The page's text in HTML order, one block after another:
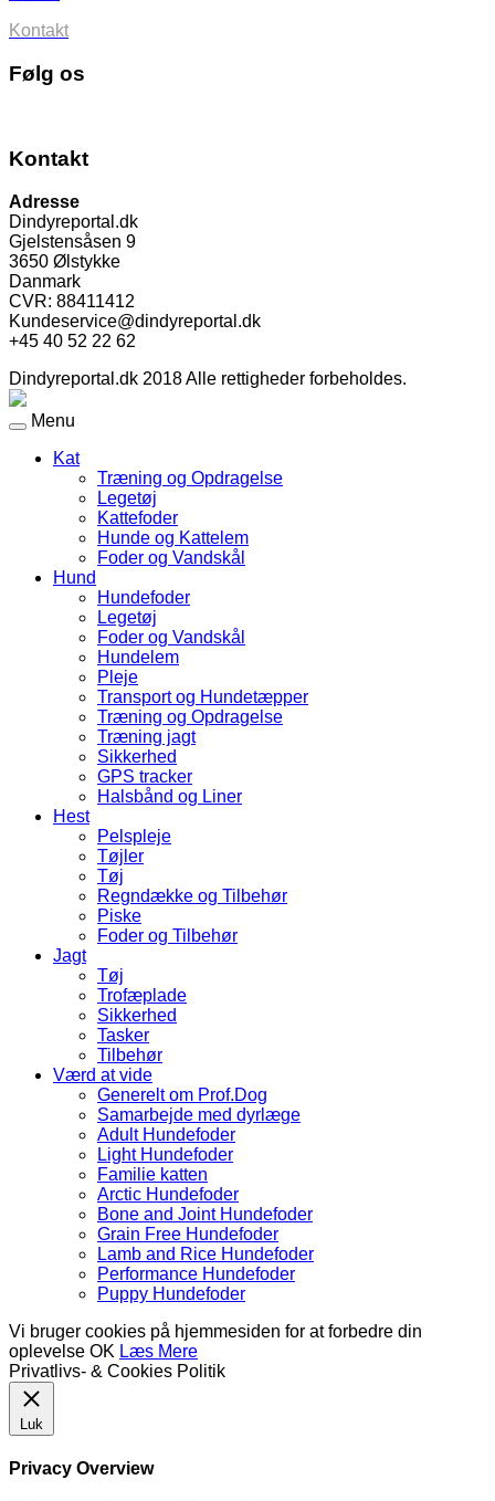
Kontakt
Følg os
Kontakt
Adresse
Dindyreportal.dk
Gjelstensåsen 9
3650 Ølstykke
Danmark
CVR: 88411412
Kundeservice@dindyreportal.dk
+45 40 52 22 62
Dindyreportal.dk 2018 Alle rettigheder forbeholdes.
Menu
Kat
Træning og Opdragelse
Legetøj
Kattefoder
Hunde og Kattelem
Foder og Vandskål
Hund
Hundefoder
Legetøj
Foder og Vandskål
Hundelem
Pleje
Transport og Hundetæpper
Træning og Opdragelse
Træning jagt
Sikkerhed
GPS tracker
Halsbånd og Liner
Hest
Pelspleje
Tøjler
Tøj
Regndække og Tilbehør
Piske
Foder og Tilbehør
Jagt
Tøj
Trofæplade
Sikkerhed
Tasker
Tilbehør
Værd at vide
Generelt om Prof.Dog
Samarbejde med dyrlæge
Adult Hundefoder
Light Hundefoder
Familie katten
Arctic Hundefoder
Bone and Joint Hundefoder
Grain Free Hundefoder
Lamb and Rice Hundefoder
Performance Hundefoder
Puppy Hundefoder
Vi bruger cookies på hjemmesiden for at forbedre din
oplevelse OK Læs Mere
Privatlivs- & Cookies Politik
Luk
Privacy Overview